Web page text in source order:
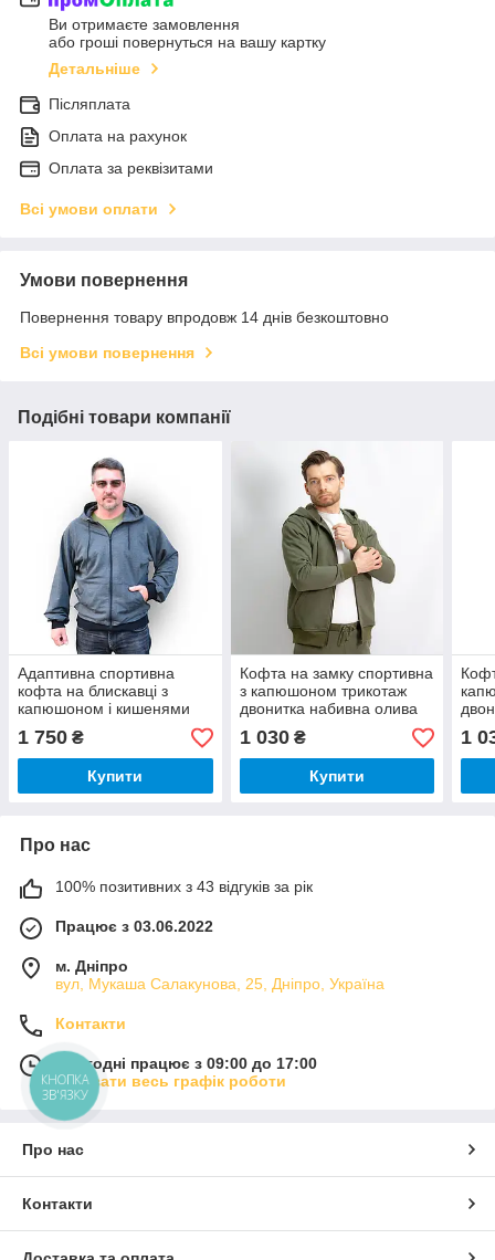
Ви отримаєте замовлення
або гроші повернуться на вашу картку
Детальніше
Післяплата
Оплата на рахунок
Оплата за реквізитами
Всі умови оплати
Умови повернення
Повернення товару впродовж 14 днів безкоштовно
Всі умови повернення
Подібні товари компанії
Адаптивна спортивна
кофта на блискавці з
капюшоном і кишенями
антрацит
1 750 ₴
Купити
Кофта на замку спортивна
з капюшоном трикотаж
двонитка набивна олива
1 030₴
Купити
1
Про нас
100% позитивних з 43 відгуків за рік
Працює з 03.06.2022
м. Дніпро
вул, Мукаша Салакунова, 25, Дніпро, Україна
Контакти
Сьогодні працює з 09:00 до 17:00
Показати весь графік роботи
Про нас
Контакти
КНОПКА
ЗВ'ЯЗКУ